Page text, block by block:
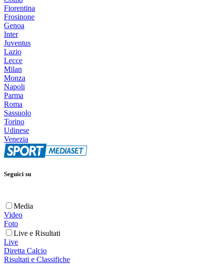
Fiorentina
Frosinone
Genoa
Inter
Juventus
Lazio
Lecce
Milan
Monza
Napoli
Parma
Roma
Sassuolo
Torino
Udinese
Venezia
Seguici su
Media
Video
Foto
Live e Risultati
Live
Diretta Calcio
Risultati e Classifiche